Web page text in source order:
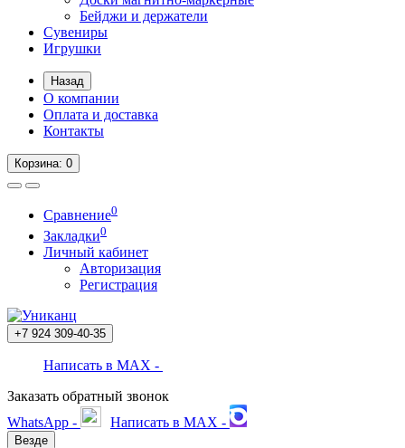
Бейджи и держатели
Сувениры
Игрушки
Назад
О компании
Оплата и доставка
Контакты
Корзина: 0
Сравнение0
Закладки0
Личный кабинет
Авторизация
Регистрация
+7 924 309-40-35
Написать в MAX -
Заказать обратный звонок
WhatsApp -
Написать в MAX -
Везде